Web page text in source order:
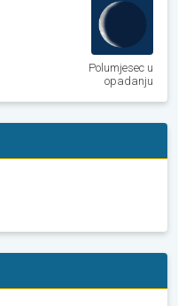
Polumjesec u
opadanju